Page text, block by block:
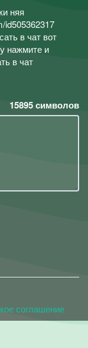
няя
id505362317
в чат вот
нажмите и
в чат
15895символов
соглашение